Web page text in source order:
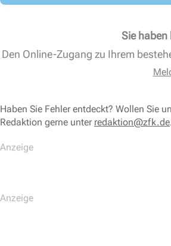
Sie
Den Online-Zugang zu Ihrem
Haben Sie Fehler entdeckt? Wollen Sie
Redaktion gerne unter redaktion@zfk.de